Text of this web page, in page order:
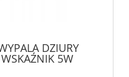
DZIURY
5W
BLUE